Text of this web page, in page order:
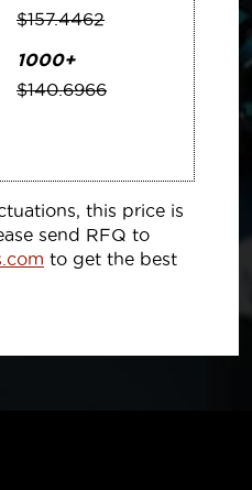
$157.4462
1000+
$140.6966
this price is
send RFQ to
to get the best